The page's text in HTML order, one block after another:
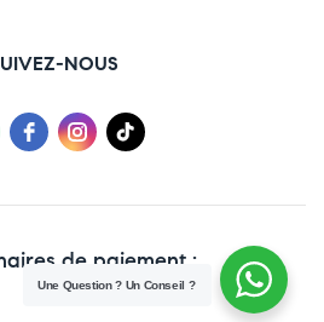
NOUS
de paiement :
Une Question ? Un Conseil ?